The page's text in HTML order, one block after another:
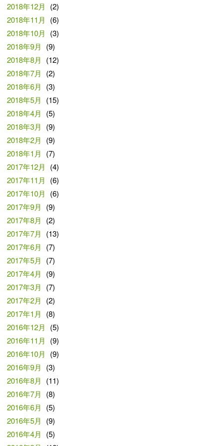
2018年12月
(2)
2018年11月
(6)
2018年10月
(3)
2018年9月
(9)
2018年8月
(12)
2018年7月
(2)
2018年6月
(3)
2018年5月
(15)
2018年4月
(5)
2018年3月
(9)
2018年2月
(9)
2018年1月
(7)
2017年12月
(4)
2017年11月
(6)
2017年10月
(6)
2017年9月
(9)
2017年8月
(2)
2017年7月
(13)
2017年6月
(7)
2017年5月
(7)
2017年4月
(9)
2017年3月
(7)
2017年2月
(2)
2017年1月
(8)
2016年12月
(5)
2016年11月
(9)
2016年10月
(9)
2016年9月
(3)
2016年8月
(11)
2016年7月
(8)
2016年6月
(5)
2016年5月
(9)
2016年4月
(5)